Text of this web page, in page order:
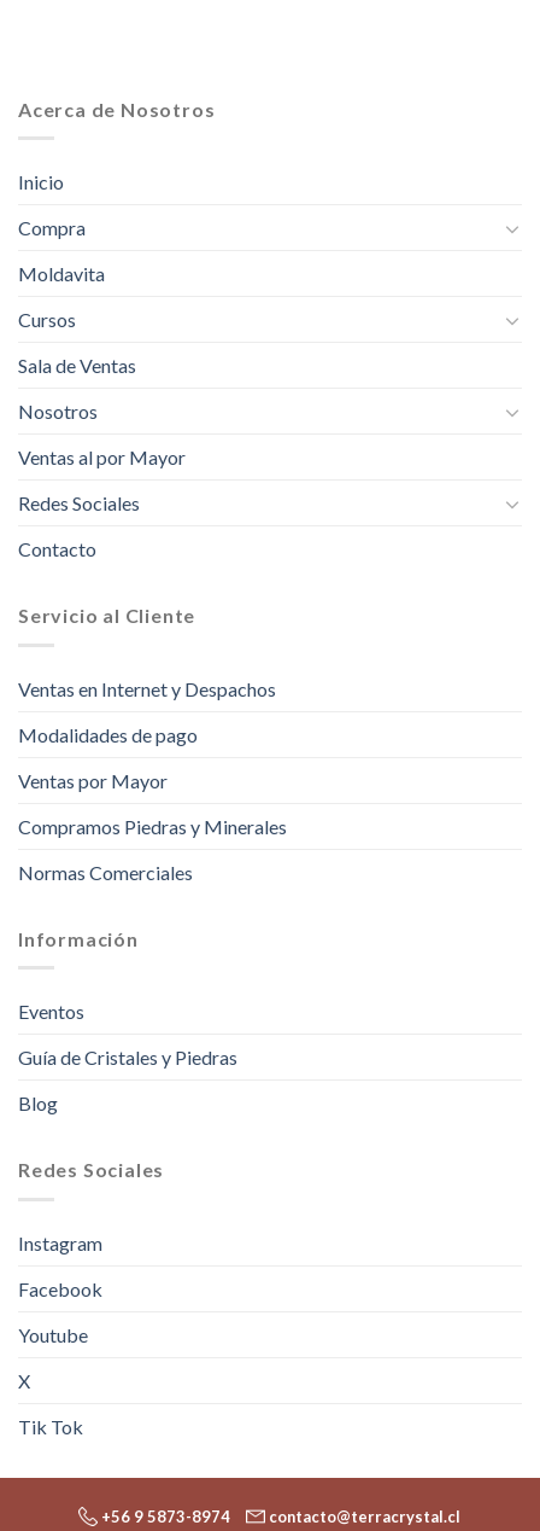
Acerca de Nosotros
Inicio
Compra
Moldavita
Cursos
Sala de Ventas
Nosotros
Ventas al por Mayor
Redes Sociales
Contacto
Servicio al Cliente
Ventas en Internet y Despachos
Modalidades de pago
Ventas por Mayor
Compramos Piedras y Minerales
Normas Comerciales
Información
Eventos
Guía de Cristales y Piedras
Blog
Redes Sociales
Instagram
Facebook
Youtube
X
Tik Tok
+56 9 5873-8974 contacto@terracrystal.cl